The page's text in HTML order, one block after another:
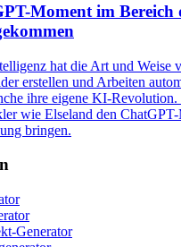
Moment im Bereich
hat die Art und Weise
erstellen und Arbeiten
ihre eigene KI-
wie Elseland den
bringen.
Generator